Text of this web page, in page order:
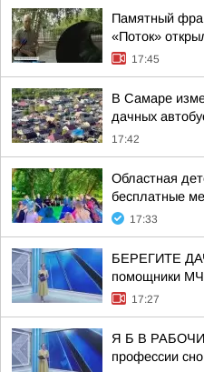
Памятный
«Поток»
17:45
В Самаре
дачных
17:42
Областная
бесплатные
17:33
БЕРЕГИТЕ
помощники
17:27
Я Б В
профессии